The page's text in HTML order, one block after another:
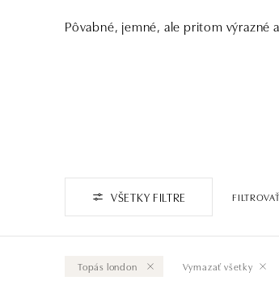
Pôvabné, jemné, ale pritom výrazné
VŠETKY FILTRE
Topás london Vymazať všetky